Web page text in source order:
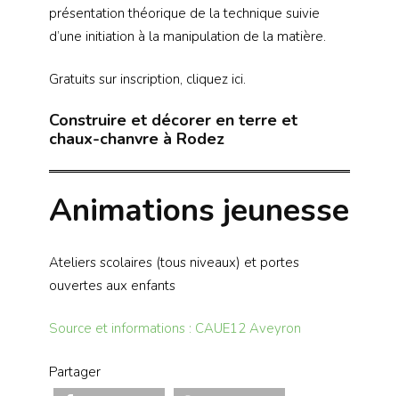
présentation théorique de la technique suivie
d’une initiation à la manipulation de la matière.
Gratuits sur inscription, cliquez ici.
Construire et décorer en terre et
chaux-chanvre à Rodez
Animations jeunesse
Ateliers scolaires (tous niveaux) et portes
ouvertes aux enfants
Source et informations : CAUE12 Aveyron
Partager